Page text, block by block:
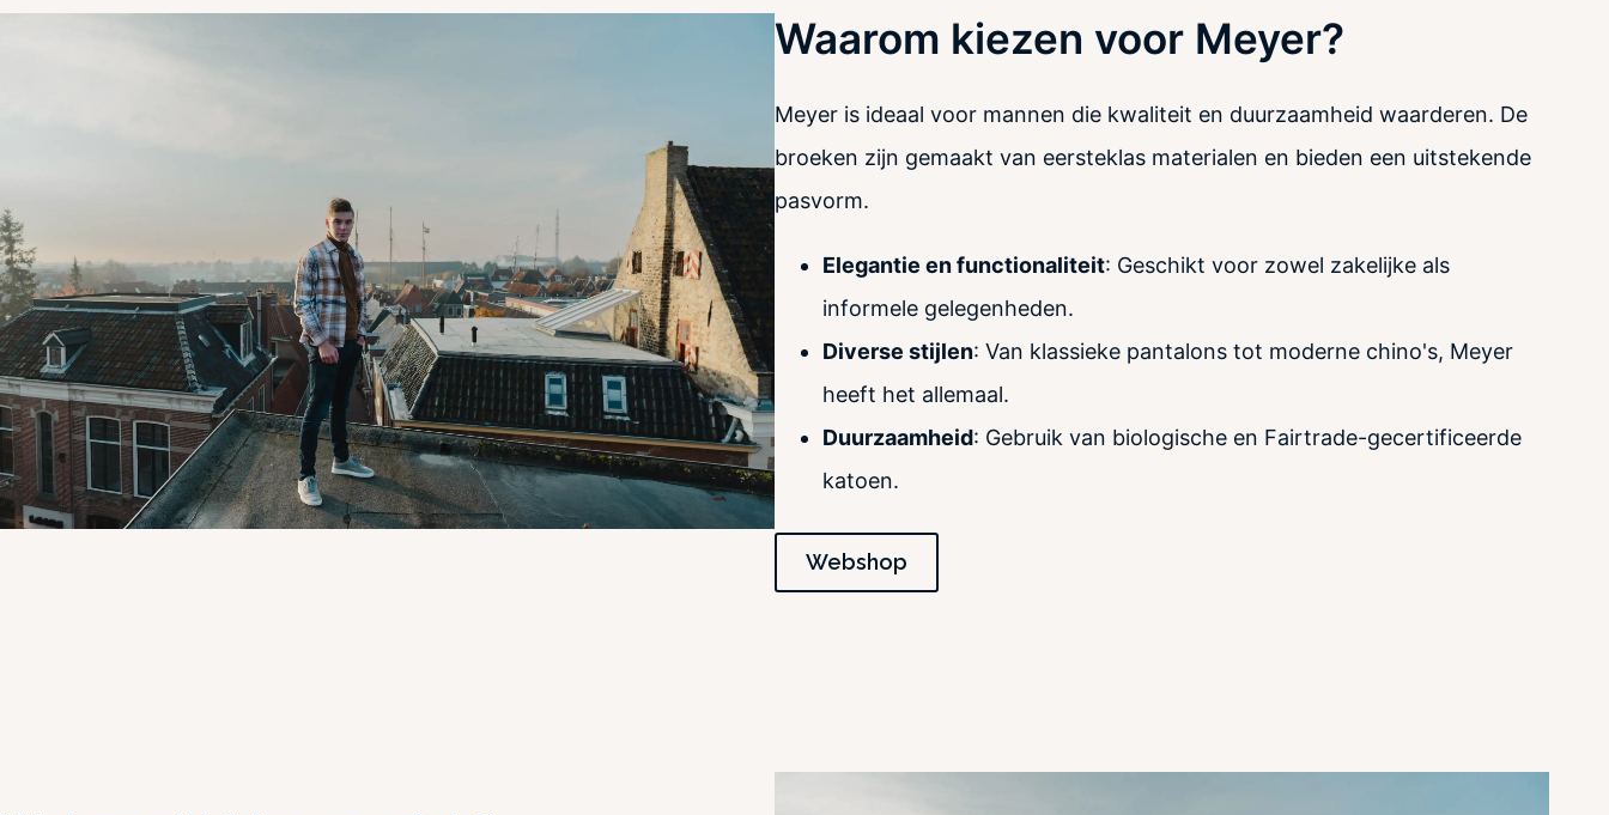
Waarom kiezen voor Meyer?
Meyer is ideaal voor mannen die kwaliteit en duurzaamheid waarderen. De
broeken zijn gemaakt van eersteklas materialen en bieden een uitstekende
pasvorm.
Elegantie en functionaliteit: Geschikt voor zowel zakelijke als
informele gelegenheden.
Diverse stijlen: Van klassieke pantalons tot moderne chino's, Meyer
heeft het allemaal.
Duurzaamheid: Gebruik van biologische en Fairtrade-gecertificeerde
katoen.
Webshop